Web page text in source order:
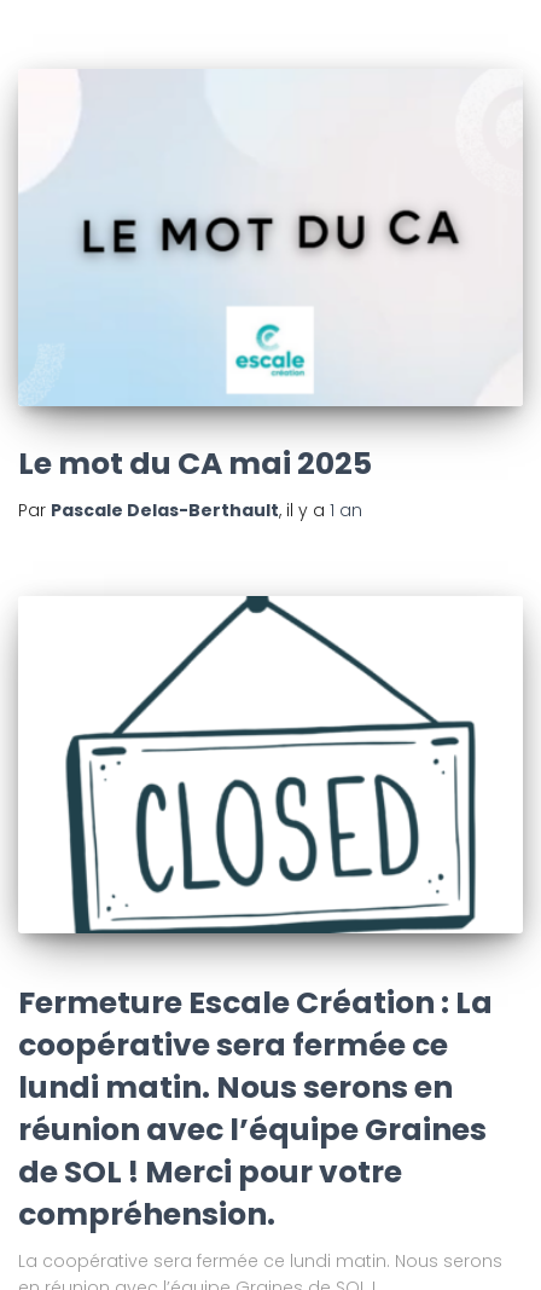
Le mot du CA mai 2025
Par Pascale Delas-Berthault, il y a 1 an
Fermeture Escale Création : La
coopérative sera fermée ce
lundi matin. Nous serons en
réunion avec l’équipe Graines
de SOL ! Merci pour votre
compréhension.
La coopérative sera fermée ce lundi matin. Nous serons